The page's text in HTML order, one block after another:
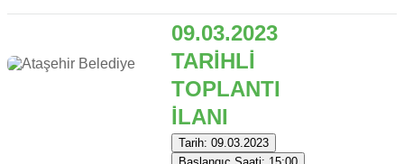
09.03.2023
TARİHLİ
TOPLANTI
İLANI
Tarih: 09.03.2023